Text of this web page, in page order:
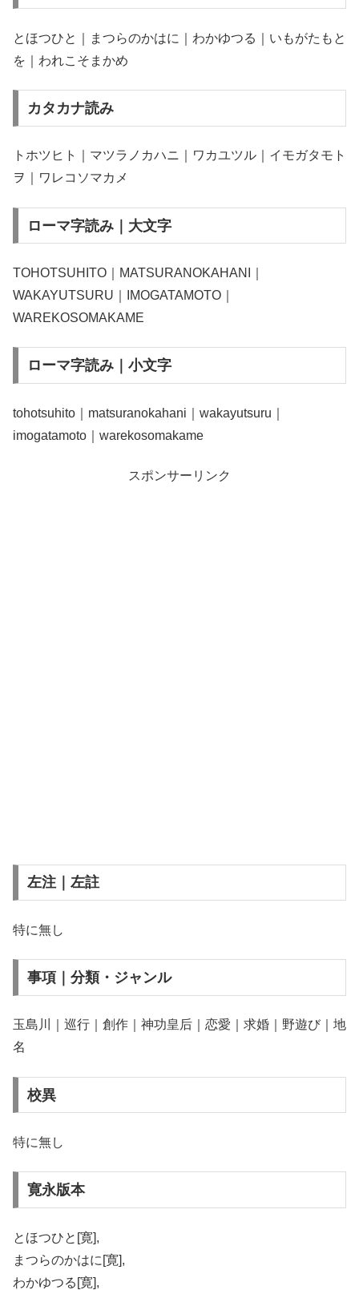
とほつひと｜まつらのかはに｜わかゆつる｜いもがたもと
を｜われこそまかめ
カタカナ読み
トホツヒト｜マツラノカハニ｜ワカユツル｜イモガタモト
ヲ｜ワレコソマカメ
ローマ字読み｜大文字
TOHOTSUHITO｜MATSURANOKAHANI｜
WAKAYUTSURU｜IMOGATAMOTO｜
WAREKOSOMAKAME
ローマ字読み｜小文字
tohotsuhito｜matsuranokahani｜wakayutsuru｜
imogatamoto｜warekosomakame
スポンサーリンク
左注｜左註
特に無し
事項｜分類・ジャンル
玉島川｜巡行｜創作｜神功皇后｜恋愛｜求婚｜野遊び｜地
名
校異
特に無し
寛永版本
とほつひと[寛],
まつらのかはに[寛],
わかゆつる[寛],